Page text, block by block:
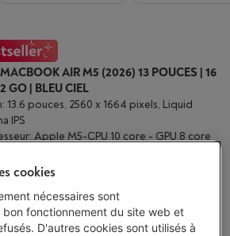
AIR M5 (2026) 13 POUCES | 16
GO | BLEU CIEL
13.6 pouces, 2560 x 1664 pixels, Liquid
IPS
Apple M5-CPU 10 core - GPU 8 core
-Voir le stock
J'achète
cookies
nécessaires sont
bon fonctionnement du site web et
D'autres cookies sont utilisés à